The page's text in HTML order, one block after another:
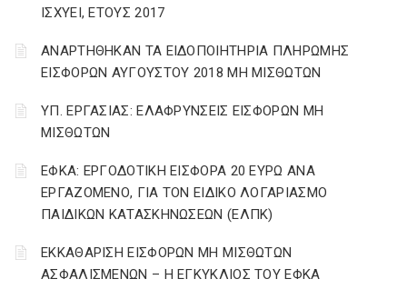
ΙΣΧΥΕΙ, ΕΤΟΥΣ 2017
ΑΝΑΡΤΗΘΗΚΑΝ ΤΑ ΕΙΔΟΠΟΙΗΤΗΡΙΑ ΠΛΗΡΩΜΗΣ
ΕΙΣΦΟΡΩΝ ΑΥΓΟΥΣΤΟΥ 2018 ΜΗ ΜΙΣΘΩΤΩΝ
ΥΠ. ΕΡΓΑΣΙΑΣ: ΕΛΑΦΡΥΝΣΕΙΣ ΕΙΣΦΟΡΩΝ ΜΗ
ΜΙΣΘΩΤΩΝ
ΕΦΚΑ: ΕΡΓΟΔΟΤΙΚΗ ΕΙΣΦΟΡΑ 20 ΕΥΡΩ ΑΝΑ
ΕΡΓΑΖΟΜΕΝΟ, ΓΙΑ ΤΟΝ ΕΙΔΙΚΟ ΛΟΓΑΡΙΑΣΜΟ
ΠΑΙΔΙΚΩΝ ΚΑΤΑΣΚΗΝΩΣΕΩΝ (ΕΛΠΚ)
ΕΚΚΑΘΑΡΙΣΗ ΕΙΣΦΟΡΩΝ ΜΗ ΜΙΣΘΩΤΩΝ
ΑΣΦΑΛΙΣΜΕΝΩΝ – Η ΕΓΚΥΚΛΙΟΣ ΤΟΥ ΕΦΚΑ